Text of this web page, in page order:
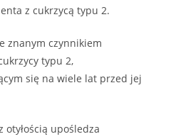
z cukrzycą typu 2.
znanym czynnikiem
typu 2,
się na wiele lat przed jej
upośledza